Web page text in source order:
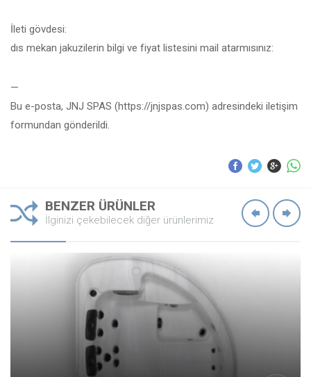
İleti gövdesi:
dıs mekan jakuzilerin bilgi ve fiyat listesini mail atarmısınız:
—
Bu e-posta, JNJ SPAS (https://jnjspas.com) adresindeki iletişim
formundan gönderildi.
BENZER ÜRÜNLER
İlginizi çekebilecek diğer ürünlerimiz